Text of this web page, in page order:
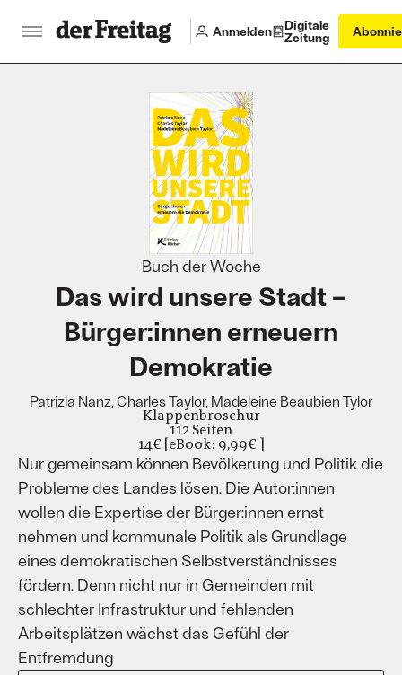
Anmelden
Digitale
Zeitung
Buch der Woche
Das wird unsere Stadt –
Bürger:innen erneuern
Demokratie
Patrizia Nanz, Charles Taylor, Madeleine Beaubien Tylor
Klappenbroschur
112 Seiten
14€ [eBook: 9,99€ ]
Nur gemeinsam können Bevölkerung und Politik die
Probleme des Landes lösen. Die Autor:innen
wollen die Expertise der Bürger:innen ernst
nehmen und kommunale Politik als Grundlage
eines demokratischen Selbstverständnisses
fördern. Denn nicht nur in Gemeinden mit
schlechter Infrastruktur und fehlenden
Arbeitsplätzen wächst das Gefühl der
Entfremdung